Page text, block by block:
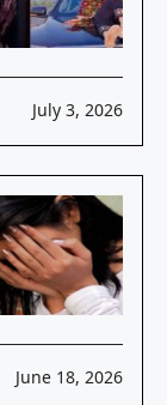
July 3, 2026
June 18, 2026